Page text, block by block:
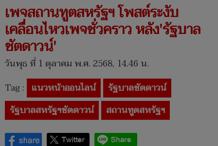
เพจสถานทูตสหรัฐฯ โพสต์ระงับ
เคลื่อนไหวเพจชั่วคราว หลัง'รัฐบาล
ชัตดาวน์'
วันพุธ ที่ 1 ตุลาคม พ.ศ. 2568, 14.46 น.
Tag : แนวหน้าออนไลน์
รัฐบาลชัตดาวน์
รัฐบาลสหรัฐฯชัตดาวน์
สถานทูตสหรัฐฯ